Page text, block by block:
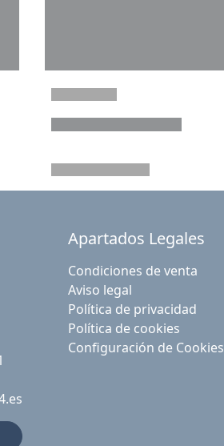
Apartados Legales
Condiciones de venta
Aviso legal
Política de privacidad
Política de cookies
Configuración de Cookies